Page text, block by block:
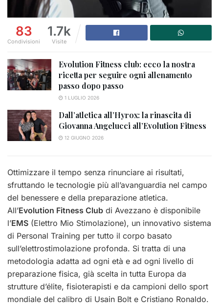
83
Condivisioni
1.7k
Visite
Evolution Fitness club: ecco la nostra
ricetta per seguire ogni allenamento
passo dopo passo
1 LUGLIO 2026
Dall’atletica all’Hyrox: la rinascita di
Giovanna Angelucci all’Evolution Fitness
12 GIUGNO 2026
Ottimizzare il tempo senza rinunciare ai risultati,
sfruttando le tecnologie più all’avanguardia nel campo
del benessere e della preparazione atletica.
All’Evolution Fitness Club di Avezzano è disponibile
l’EMS (Elettro Mio Stimolazione), un innovativo sistema
di Personal Training per tutto il corpo basato
sull’elettrostimolazione profonda. Si tratta di una
metodologia adatta ad ogni età e ad ogni livello di
preparazione fisica, già scelta in tutta Europa da
strutture d’élite, fisioterapisti e da campioni dello sport
mondiale del calibro di Usain Bolt e Cristiano Ronaldo.